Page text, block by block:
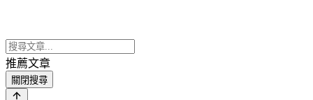
推薦文章
關閉搜尋